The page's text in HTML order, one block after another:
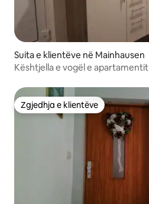
Suita e klientëve në Mainhausen
Kështjella e vogël e apartamentit
Zgjedhja e klientëve
Zgjedhja e klientëve